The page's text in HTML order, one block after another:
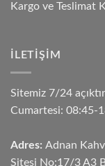
Kargo ve Teslimat
İLETIŞIM
Sitemiz 7/24
Cumartesi: 08:45-
Adres: Adnan
Sitesi No:17/3 A3